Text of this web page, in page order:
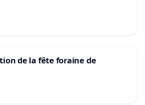
de la fête foraine de